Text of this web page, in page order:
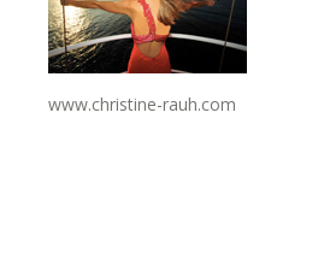
www.christine-rauh.com